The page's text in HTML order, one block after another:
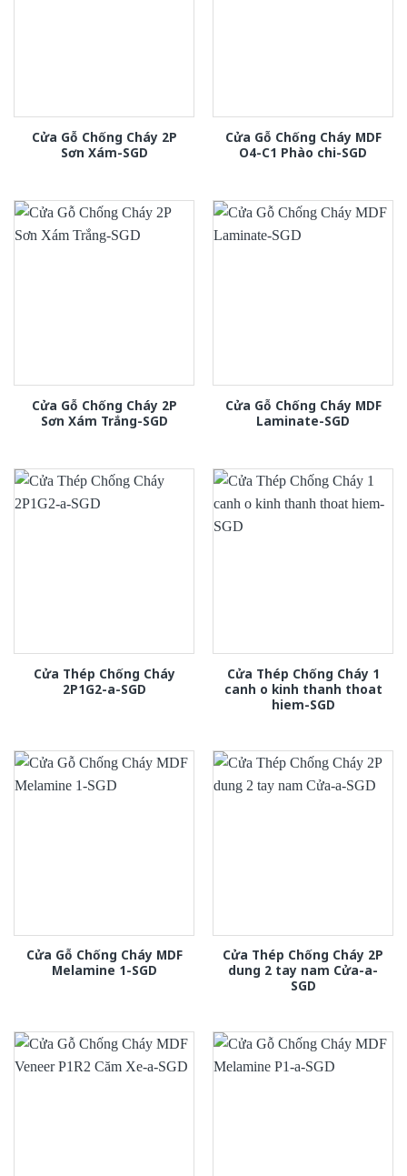
Cửa Gỗ Chống Cháy 2P
Sơn Xám-SGD
Cửa Gỗ Chống Cháy MDF
O4-C1 Phào chi-SGD
Cửa Gỗ Chống Cháy 2P
Sơn Xám Trắng-SGD
Cửa Gỗ Chống Cháy MDF
Laminate-SGD
Cửa Thép Chống Cháy
2P1G2-a-SGD
Cửa Thép Chống Cháy 1
canh o kinh thanh thoat
hiem-SGD
Cửa Gỗ Chống Cháy MDF
Melamine 1-SGD
Cửa Thép Chống Cháy 2P
dung 2 tay nam Cửa-a-
SGD